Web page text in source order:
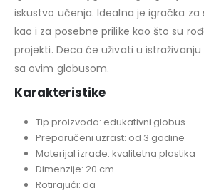
iskustvo učenja. Idealna je igračka za
kao i za posebne prilike kao što su
projekti. Deca će uživati u
sa ovim globusom.
Karakteristike
Tip proizvoda: edukativni globus
Preporučeni uzrast: od 3 godine
Materijal izrade: kvalitetna plastika
Dimenzije: 20 cm
Rotirajući: da